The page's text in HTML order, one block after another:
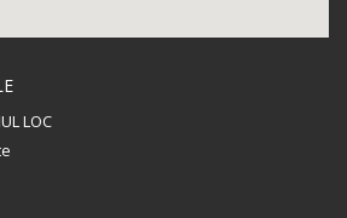
LOC